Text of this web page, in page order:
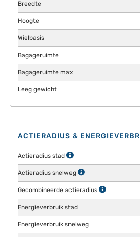
Breedte
Hoogte
Wielbasis
Bagageruimte
Bagageruimte max
Leeg gewicht
ACTIERADIUS &
Actieradius stad
Actieradius snelweg
Gecombineerde actieradius
Energieverbruik stad
Energieverbruik snelweg